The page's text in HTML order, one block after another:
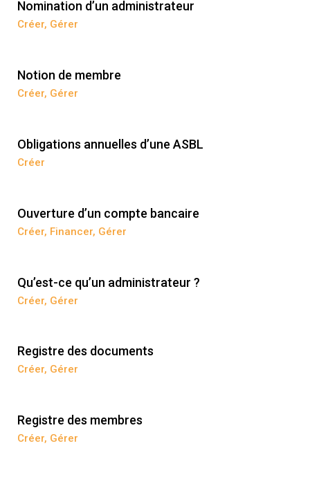
Nomination d’un administrateur
Créer, Gérer
Notion de membre
Créer, Gérer
Obligations annuelles d’une ASBL
Créer
Ouverture d’un compte bancaire
Créer, Financer, Gérer
Qu’est-ce qu’un administrateur ?
Créer, Gérer
Registre des documents
Créer, Gérer
Registre des membres
Créer, Gérer